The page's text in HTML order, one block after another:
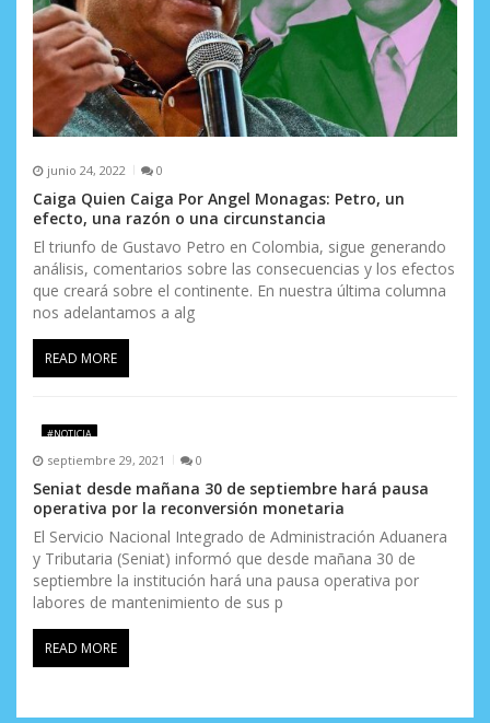
junio 24, 2022 0
Caiga Quien Caiga Por Angel Monagas: Petro, un
efecto, una razón o una circunstancia
El triunfo de Gustavo Petro en Colombia, sigue generando
análisis, comentarios sobre las consecuencias y los efectos
que creará sobre el continente. En nuestra última columna
nos adelantamos a alg
READ MORE
#NOTICIA
septiembre 29, 2021 0
Seniat desde mañana 30 de septiembre hará pausa
operativa por la reconversión monetaria
El Servicio Nacional Integrado de Administración Aduanera
y Tributaria (Seniat) informó que desde mañana 30 de
septiembre la institución hará una pausa operativa por
labores de mantenimiento de sus p
READ MORE